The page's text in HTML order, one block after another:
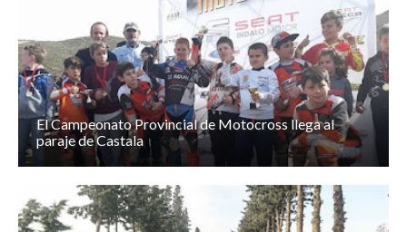
El Campeonato Provincial de Motocross llega al
paraje de Castala